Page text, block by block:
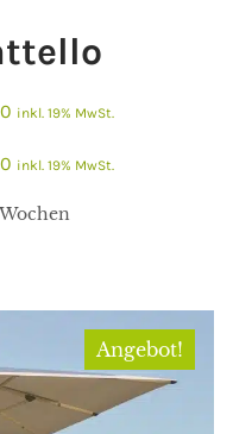
inkl. 19% MwSt.
inkl. 19% MwSt.
Angebot!